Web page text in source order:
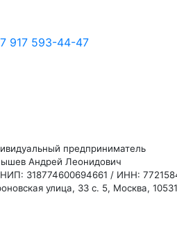
917 593-44-47
предприниматель
Андрей Леонидович
318774600694661 / ИНН:
улица, 33 с. 5, Москва,